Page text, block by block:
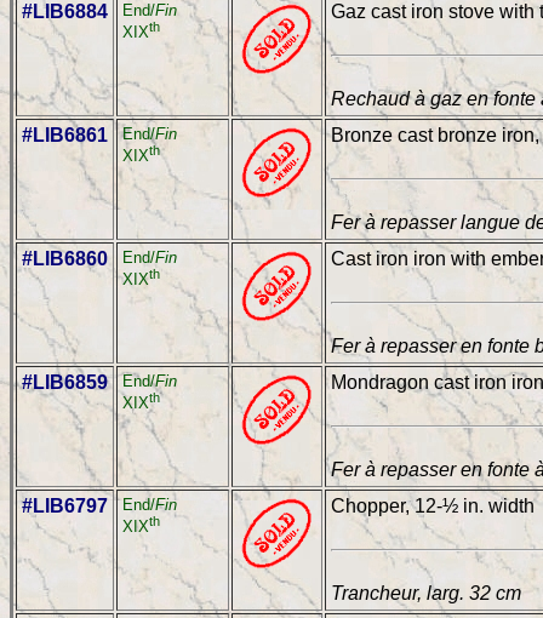
#LIB6884
End/Fin
XIXth
Gaz cast iron stove with
Rechaud à gaz en fonte
#LIB6861
End/Fin
XIXth
Bronze cast bronze
Fer à repasser langue
#LIB6860
End/Fin
XIXth
Cast iron iron with
Fer à repasser en fonte
#LIB6859
End/Fin
XIXth
Mondragon cast iron
Fer à repasser en fonte
#LIB6797
End/Fin
XIXth
Chopper, 12-½ in. width
Trancheur, larg. 32 cm